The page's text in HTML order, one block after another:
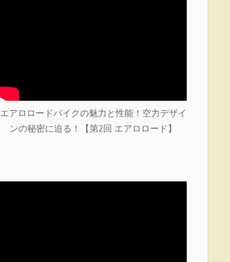
エアロロードバイクの魅力と性能！空力デザイ
ンの秘密に迫る！【第2回 エアロロード】